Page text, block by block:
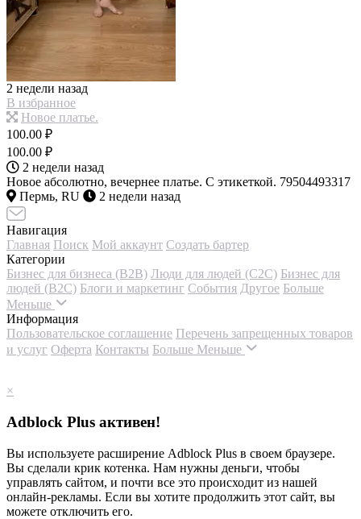
2 недели назад
В избранное
Новое платье.
100.00 ₽
100.00 ₽
2 недели назад
Новое абсолютно, вечернее платье. С этикеткой. 79504493317
Пермь, RU
2 недели назад
Навигация
Главная Поиск Мой аккаунт Создать бартер
Категории
Бизнес для бизнеса (B2B) Люди для людей (С2С) Бизнес для
людей (B2C) Блоги и маркетинг События Другое Больше
Меньше
Информация
Пользовательское соглашение Перечень запрещенных товаров
и услуг Оферта Контакты Больше Меньше
×
Adblock Plus активен!
Вы используете расширение Adblock Plus в своем браузере.
Вы сделали крик котенка. Нам нужны деньги, чтобы
управлять сайтом, и почти все это происходит из нашей
онлайн-рекламы. Если вы хотите продолжить этот сайт, вы
можете отключить его.